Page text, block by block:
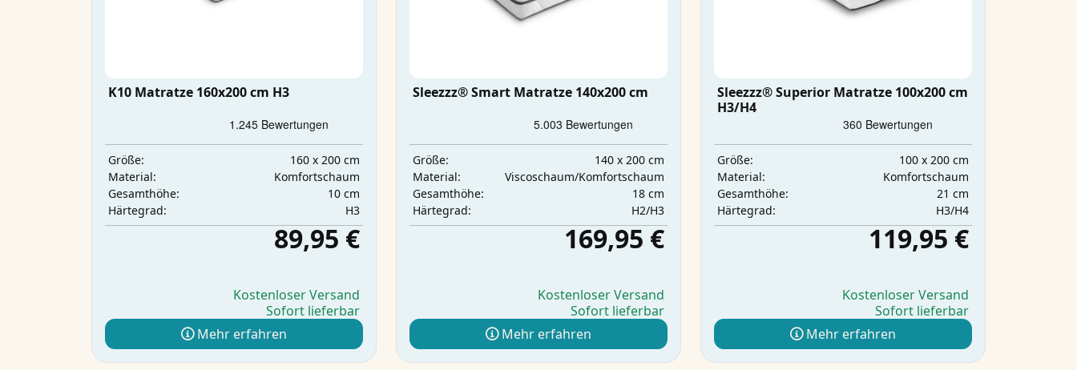
K10 Matratze 160x200 cm H3
Größe:
160 x 200 cm
Material:
Komfortschaum
Gesamthöhe:
10 cm
Härtegrad:
H3
89,95 €
Kostenloser Versand
Sofort lieferbar
Mehr erfahren
Sleezzz® Smart Matratze 140x200 cm
Größe:
140 x 200 cm
Material:
Viscoschaum/Komfortschaum
Gesamthöhe:
18 cm
Härtegrad:
H2/H3
169,95 €
Kostenloser Versand
Sofort lieferbar
Mehr erfahren
Sleezzz® Superior Matratze 100x200 cm
H3/H4
Größe:
100 x 200 cm
Material:
Komfortschaum
Gesamthöhe:
21 cm
Härtegrad:
H3/H4
119,95 €
Kostenloser Versand
Sofort lieferbar
Mehr erfahren